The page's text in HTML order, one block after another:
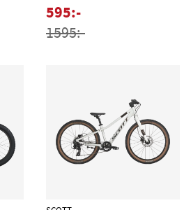
595:-
1595:-